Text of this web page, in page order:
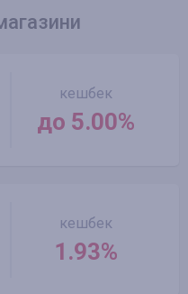
кешбек
до 5.00%
кешбек
1.93%